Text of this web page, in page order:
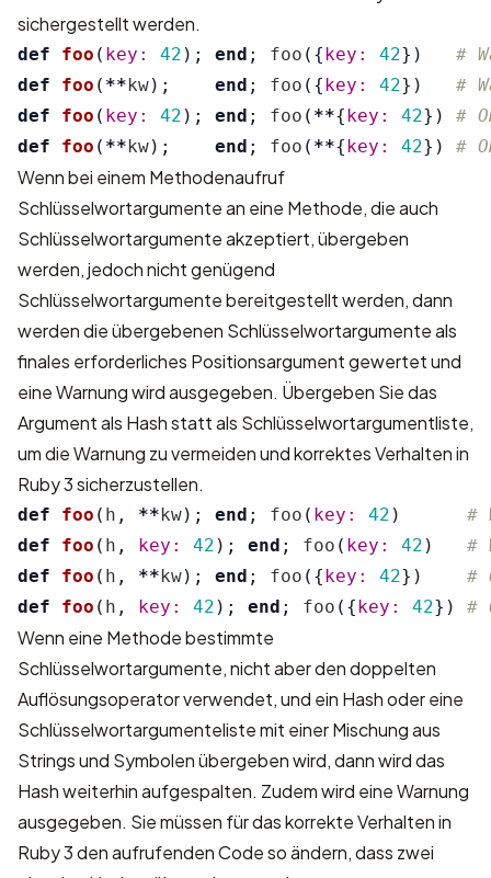
sichergestellt werden.
def foo ( key: 42 ); end ; foo ({key: 42})
#
def
foo ( **kw); end ; foo ({key: 42})
#
def
foo ( key: 42 ); end ; foo ( **{key: 42})
#
def
foo ( **kw); end ; foo ( **{key: 42}) #
Wenn bei einem Methodenaufruf
Schlüsselwortargumente an eine Methode, die auch
Schlüsselwortargumente akzeptiert, übergeben
werden, jedoch nicht genügend
Schlüsselwortargumente bereitgestellt werden, dann
werden die übergebenen Schlüsselwortargumente als
finales erforderliches Positionsargument gewertet und
eine Warnung wird ausgegeben. Übergeben Sie das
Argument als Hash statt als Schlüsselwortargumentliste,
um die Warnung zu vermeiden und korrektes Verhalten in
Ruby 3 sicherzustellen.
def foo ( h , **kw); end ; foo ( key: 42 )
#
def
foo ( h , key: 42 ); end ; foo ( key: 42 )
#
def
foo ( h , **kw); end ; foo ({key: 42})
#
def
foo ( h , key: 42 ); end ; foo ({key: 42}) #
Wenn eine Methode bestimmte
Schlüsselwortargumente, nicht aber den doppelten
Auflösungsoperator verwendet, und ein Hash oder eine
Schlüsselwortargumenteliste mit einer Mischung aus
Strings und Symbolen übergeben wird, dann wird das
Hash weiterhin aufgespalten. Zudem wird eine Warnung
ausgegeben. Sie müssen für das korrekte Verhalten in
Ruby 3 den aufrufenden Code so ändern, dass zwei